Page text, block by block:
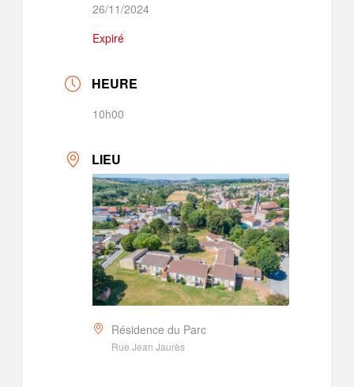
26/11/2024
Expiré
HEURE
10h00
LIEU
Résidence du Parc
Rue Jean Jaurès